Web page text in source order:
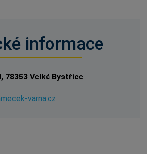
informace
78353 Velká Bystřice
varna.cz